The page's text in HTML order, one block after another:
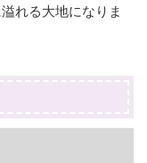
れる大地になりま